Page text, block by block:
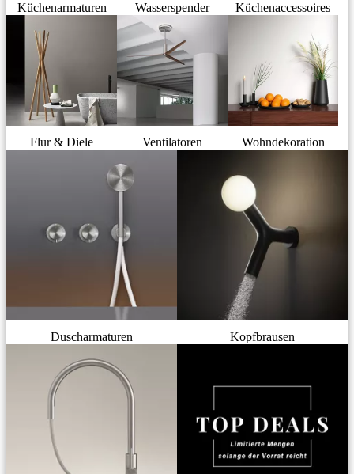
Küchenarmaturen Wasserspender Küchenaccessoires
Flur & Diele Ventilatoren Wohndekoration
Duscharmaturen Kopfbrausen